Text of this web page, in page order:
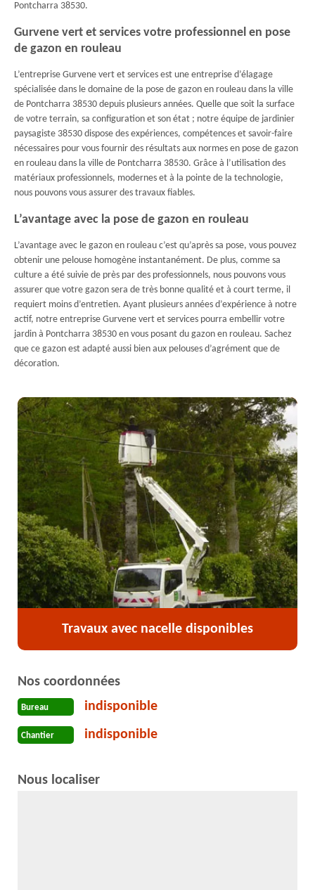
Pontcharra 38530.
Gurvene vert et services votre professionnel en pose
de gazon en rouleau
L’entreprise Gurvene vert et services est une entreprise d’élagage
spécialisée dans le domaine de la pose de gazon en rouleau dans la ville
de Pontcharra 38530 depuis plusieurs années. Quelle que soit la surface
de votre terrain, sa configuration et son état ; notre équipe de jardinier
paysagiste 38530 dispose des expériences, compétences et savoir-faire
nécessaires pour vous fournir des résultats aux normes en pose de gazon
en rouleau dans la ville de Pontcharra 38530. Grâce à l’utilisation des
matériaux professionnels, modernes et à la pointe de la technologie,
nous pouvons vous assurer des travaux fiables.
L’avantage avec la pose de gazon en rouleau
L’avantage avec le gazon en rouleau c’est qu’après sa pose, vous pouvez
obtenir une pelouse homogène instantanément. De plus, comme sa
culture a été suivie de près par des professionnels, nous pouvons vous
assurer que votre gazon sera de très bonne qualité et à court terme, il
requiert moins d’entretien. Ayant plusieurs années d’expérience à notre
actif, notre entreprise Gurvene vert et services pourra embellir votre
jardin à Pontcharra 38530 en vous posant du gazon en rouleau. Sachez
que ce gazon est adapté aussi bien aux pelouses d’agrément que de
décoration.
Travaux avec nacelle disponibles
Nos coordonnées
Bureau indisponible
Chantier indisponible
Nous localiser